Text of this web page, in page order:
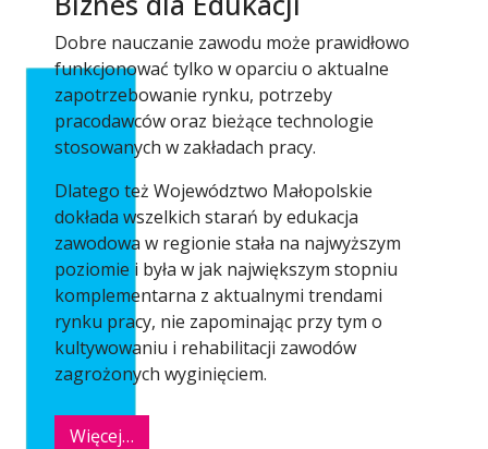
Dobre nauczanie zawodu może prawidłowo
funkcjonować tylko w oparciu o aktualne
zapotrzebowanie rynku, potrzeby
pracodawców oraz bieżące technologie
stosowanych w zakładach pracy.
Dlatego też Województwo Małopolskie
dokłada wszelkich starań by edukacja
zawodowa w regionie stała na najwyższym
poziomie i była w jak największym stopniu
komplementarna z aktualnymi trendami
rynku pracy, nie zapominając przy tym o
kultywowaniu i rehabilitacji zawodów
zagrożonych wyginięciem.
Więcej…